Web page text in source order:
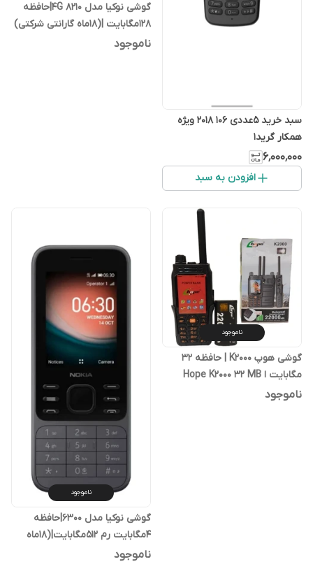
سبد خرید ۵عددی ۱۰۶ ۲۰۱۸ ویژه
همکار گرید۱
۶٬۰۰۰٬۰۰۰
افزودن به سبد
گوشی نوکیا مدل 8210 4G|حافظه
128مگابایت |(۱۸ماه گارانتی شرکتی)
ناموجود
ناموجود
گوشی هوپ K2000 | حافظه 32
مگابایت ا Hope K2000 32 MB
ناموجود
ناموجود
گوشی نوکیا مدل 6300|حافظه
۴مگابایت رم ۵۱۲مگابایت|(۱۸ماه
گارانتی شرکتی)
ناموجود